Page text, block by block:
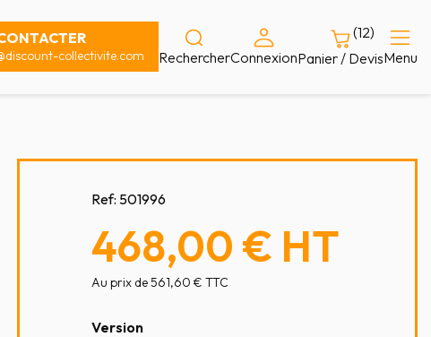
collectivite.com RechercherConnexionPanier / Devis
(12)
Menu
Ref: 501996
468,00 € HT
Au prix de 561,60 € TTC
Version